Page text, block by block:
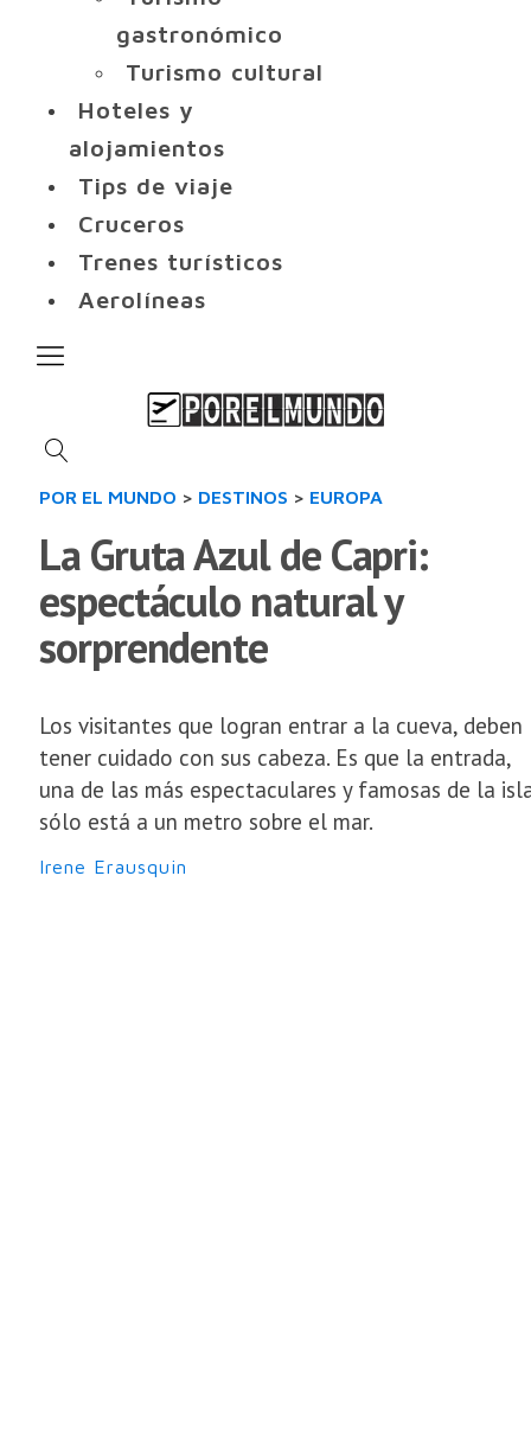
gastronómico
Turismo cultural
Hoteles y
alojamientos
Tips de viaje
Cruceros
Trenes turísticos
Aerolíneas
POR EL MUNDO > DESTINOS > EUROPA
La Gruta Azul de Capri:
espectáculo natural y
sorprendente
Los visitantes que logran entrar a la cueva, deben
tener cuidado con sus cabeza. Es que la entrada,
una de las más espectaculares y famosas de la
sólo está a un metro sobre el mar.
Irene Erausquin